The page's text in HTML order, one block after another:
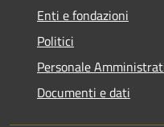
Enti e fondazioni
Politici
Personale
Documenti e dati